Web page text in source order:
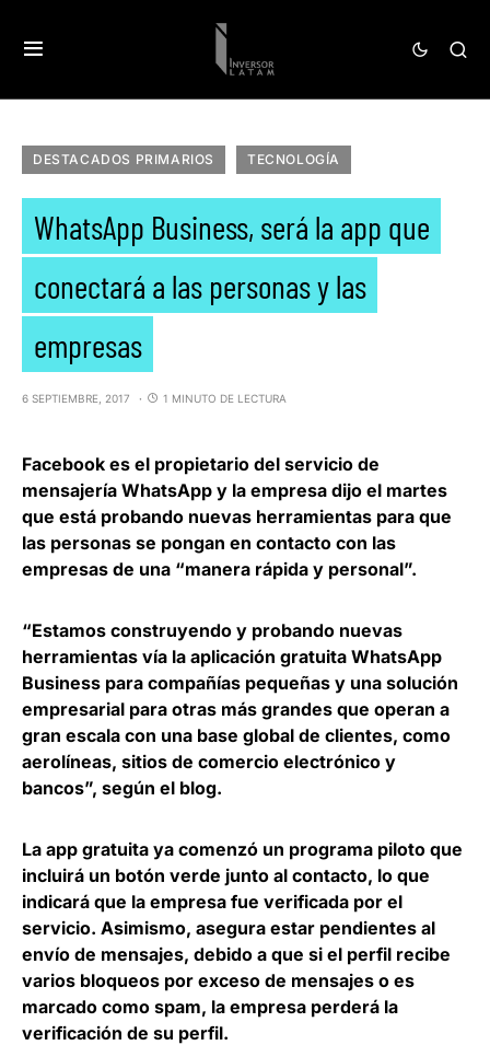
DESTACADOS PRIMARIOS TECNOLOGÍA
WhatsApp Business, será la app que
conectará a las personas y las
empresas
6 SEPTIEMBRE, 2017 1 MINUTO DE LECTURA
Facebook es el propietario del servicio de
mensajería WhatsApp y la empresa dijo el martes
que está probando nuevas herramientas para que
las personas se pongan en contacto con las
empresas de una “manera rápida y personal”.
“Estamos construyendo y probando nuevas
herramientas vía la aplicación gratuita WhatsApp
Business para compañías pequeñas y una solución
empresarial para otras más grandes que operan a
gran escala con una base global de clientes, como
aerolíneas, sitios de comercio electrónico y
bancos”, según el blog.
La app gratuita ya comenzó un programa piloto que
incluirá un botón verde junto al contacto, lo que
indicará que la empresa fue verificada por el
servicio. Asimismo, asegura estar pendientes al
envío de mensajes, debido a que si el perfil recibe
varios bloqueos por exceso de mensajes o es
marcado como spam, la empresa perderá la
verificación de su perfil.